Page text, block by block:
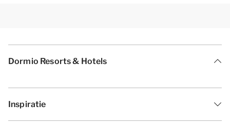
Dormio Resorts & Hotels
Inspiratie